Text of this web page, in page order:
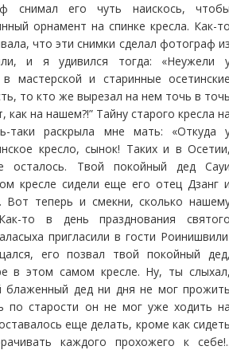
снимал его чуть наискось,
орнамент на спинке кресла. Как-
что эти снимки сделал фотограф
и я удивился тогда: «Неужели
мастерской и старинные
то кто же вырезал на нем точь в
как на нашем?!” Тайну старого кресла
таки раскрыла мне мать: «Откуда
кресло, сынок! Таких и в
осталось. Твой покойный дед
кресле сидели еще его отец Дзанг
Вот теперь и смекни, сколько
то в день празднования
пригласили в гости
его позвал твой покойный
в этом самом кресле. Ну, ты
блаженный дед ни дня не мог
по старости он не мог уже ходить
еще делать, кроме как
каждого прохожего к